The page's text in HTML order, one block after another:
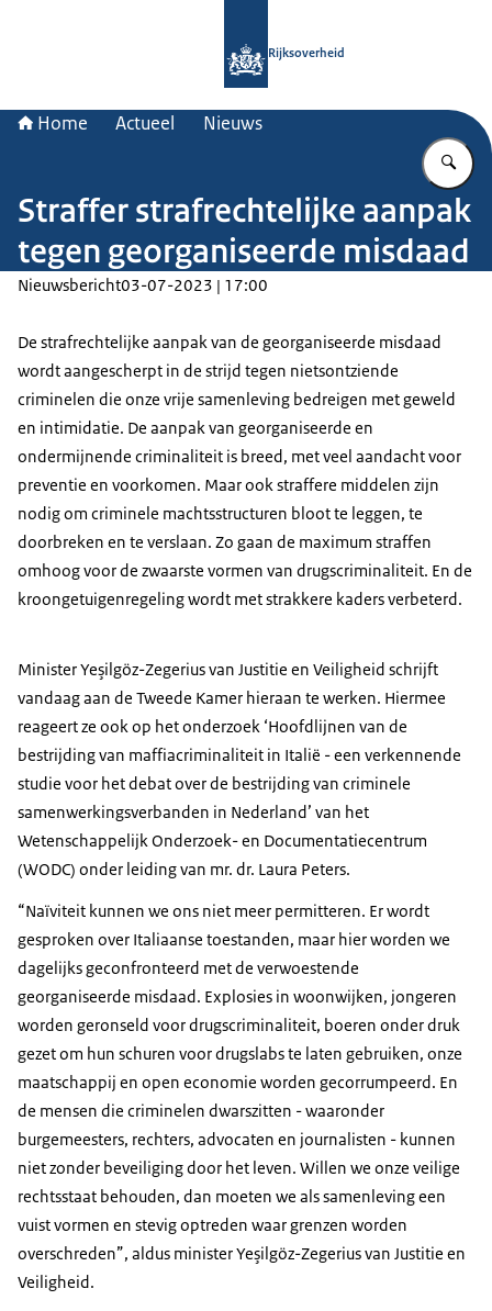
Rijksoverheid
Home Actueel Nieuws
Straffer strafrechtelijke aanpak
tegen georganiseerde misdaad
Nieuwsbericht03-07-2023 | 17:00
De strafrechtelijke aanpak van de georganiseerde misdaad
wordt aangescherpt in de strijd tegen nietsontziende
criminelen die onze vrije samenleving bedreigen met geweld
en intimidatie. De aanpak van georganiseerde en
ondermijnende criminaliteit is breed, met veel aandacht voor
preventie en voorkomen. Maar ook straffere middelen zijn
nodig om criminele machtsstructuren bloot te leggen, te
doorbreken en te verslaan. Zo gaan de maximum straffen
omhoog voor de zwaarste vormen van drugscriminaliteit. En de
kroongetuigenregeling wordt met strakkere kaders verbeterd.
Minister Yeşilgöz-Zegerius van Justitie en Veiligheid schrijft
vandaag aan de Tweede Kamer hieraan te werken. Hiermee
reageert ze ook op het onderzoek ‘Hoofdlijnen van de
bestrijding van maffiacriminaliteit in Italië - een verkennende
studie voor het debat over de bestrijding van criminele
samenwerkingsverbanden in Nederland’ van het
Wetenschappelijk Onderzoek- en Documentatiecentrum
(WODC) onder leiding van mr. dr. Laura Peters.
“Naïviteit kunnen we ons niet meer permitteren. Er wordt
gesproken over Italiaanse toestanden, maar hier worden we
dagelijks geconfronteerd met de verwoestende
georganiseerde misdaad. Explosies in woonwijken, jongeren
worden geronseld voor drugscriminaliteit, boeren onder druk
gezet om hun schuren voor drugslabs te laten gebruiken, onze
maatschappij en open economie worden gecorrumpeerd. En
de mensen die criminelen dwarszitten - waaronder
burgemeesters, rechters, advocaten en journalisten - kunnen
niet zonder beveiliging door het leven. Willen we onze veilige
rechtsstaat behouden, dan moeten we als samenleving een
vuist vormen en stevig optreden waar grenzen worden
overschreden”, aldus minister Yeşilgöz-Zegerius van Justitie en
Veiligheid.